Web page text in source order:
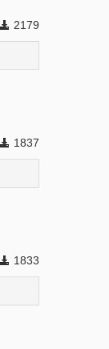
2179
1837
1833